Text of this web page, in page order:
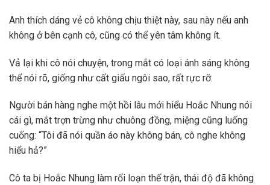
Anh thích dáng vẻ cô không chịu thiệt này, sau này nếu anh
không ở bên cạnh cô, cũng có thể yên tâm không ít.
Vả lại khi cô nói chuyện, trong mắt có loại ánh sáng không
thể nói rõ, giống như cất giấu ngôi sao, rất rực rỡ.
Người bán hàng nghe một hồi lâu mới hiểu Hoắc Nhung nói
cái gì, mắt trợn trừng như chuông đồng, miệng cũng luống
cuống: “Tôi đã nói quần áo này không bán, cô nghe không
hiểu hả?”
Cô ta bị Hoắc Nhung làm rối loạn thế trận, thái độ đã không